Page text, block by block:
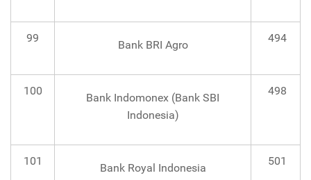
99
Bank BRI Agro
494
100
Bank Indomonex (Bank SBI
Indonesia)
498
101
Bank Royal Indonesia
501